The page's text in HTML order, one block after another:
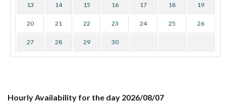
13 14 15 16 17 18 19
20 21 22 23 24 25 26
27 28 29 30
Hourly Availability for the day 2026/08/07